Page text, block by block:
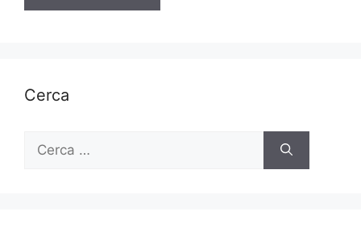
Cerca
per: